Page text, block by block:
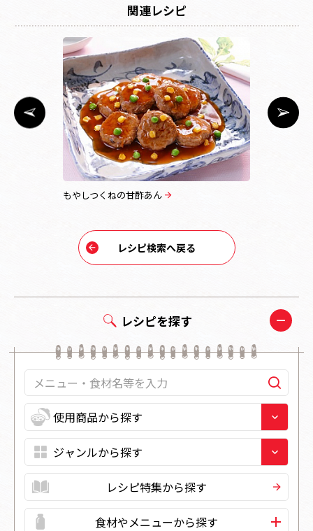
レシピを探す
レシピ特集から探す
食材やメニューから探す
関連レシピ
もやしつくねの甘酢あん
レシピ検索へ戻る